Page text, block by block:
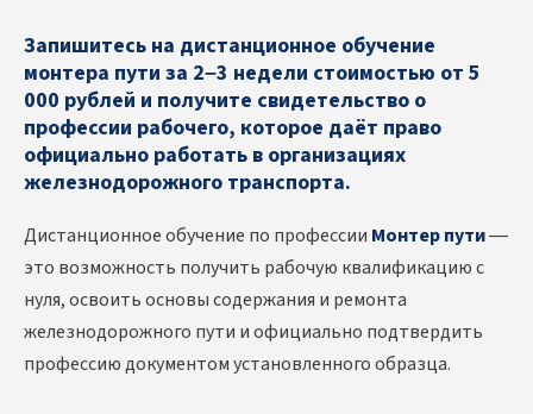
Запишитесь на дистанционное обучение
монтера пути за 2–3 недели стоимостью от 5
000 рублей и получите свидетельство о
профессии рабочего, которое даёт право
официально работать в организациях
железнодорожного транспорта.
Дистанционное обучение по профессии Монтер пути—
это возможность получить рабочую квалификацию с
нуля, освоить основы содержания и ремонта
железнодорожного пути и официально подтвердить
профессию документом установленного образца.